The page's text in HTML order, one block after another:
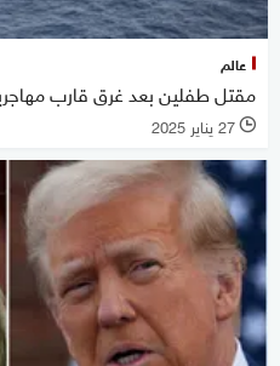
عالم
مقتل طفلين بعد غرق قارب
l 27 يناير 2025